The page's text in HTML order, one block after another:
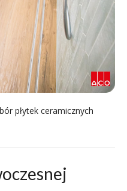
płytek ceramicznych